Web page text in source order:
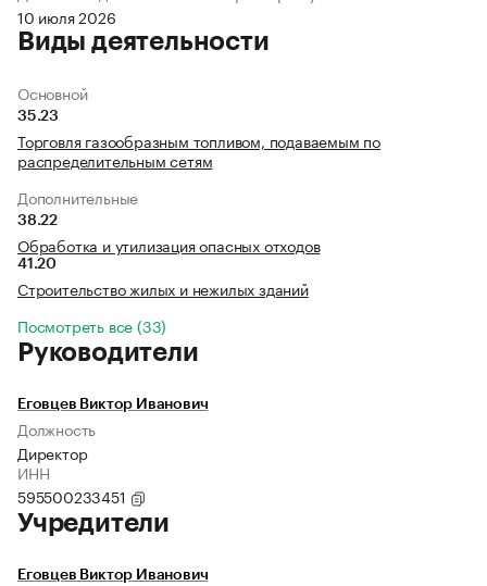
10 июля 2026
Виды деятельности
Основной
35.23
Торговля газообразным топливом, подаваемым по
распределительным сетям
Дополнительные
38.22
Обработка и утилизация опасных отходов
41.20
Строительство жилых и нежилых зданий
Посмотреть все (33)
Руководители
Еговцев Виктор Иванович
Должность
Директор
ИНН
595500233451
Учредители
Еговцев Виктор Иванович